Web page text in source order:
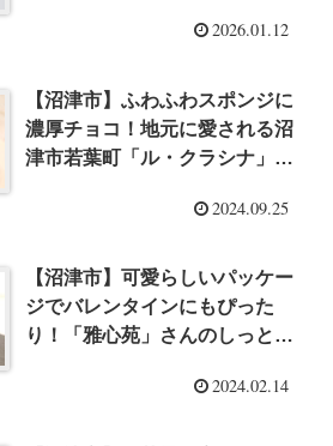
2026.01.12
【沼津市】ふわふわスポンジに
濃厚チョコ！地元に愛される沼
津市若葉町「ル・クラシナ」さ
2024.09.25
【沼津市】可愛らしいパッケー
ジでバレンタインにもぴった
り！「雅心苑」さんのしっとり
2024.02.14